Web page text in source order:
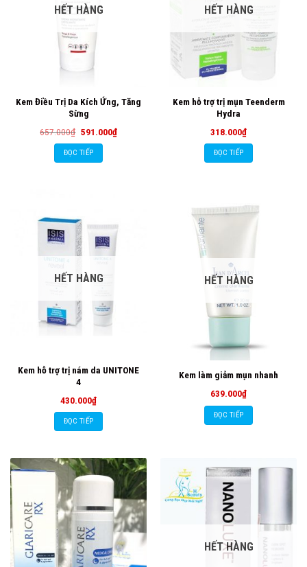
HẾT HÀNG
Kem Điều Trị Da Kích Ứng, Tăng
Sừng
657.000₫ Giá
là:
657.000₫.
591.000₫Giá
hiện
ĐỌC TIẾP
HẾT HÀNG
Kem hỗ trợ trị mụn Teenderm
Hydra
318.000₫
ĐỌC TIẾP
HẾT HÀNG
Kem hỗ trợ trị nám da UNITONE
4
430.000₫
ĐỌC TIẾP
HẾT HÀNG
Kem làm giảm mụn nhanh
639.000₫
ĐỌC TIẾP
HẾT HÀNG